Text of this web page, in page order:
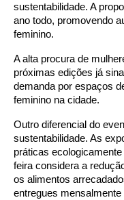
sustentabilidade. A
ano todo, promovendo
feminino.
A alta procura de
próximas edições já
demanda por espaços
feminino na cidade.
Outro diferencial do
sustentabilidade. As
práticas
feira considera a
os alimentos
entregues